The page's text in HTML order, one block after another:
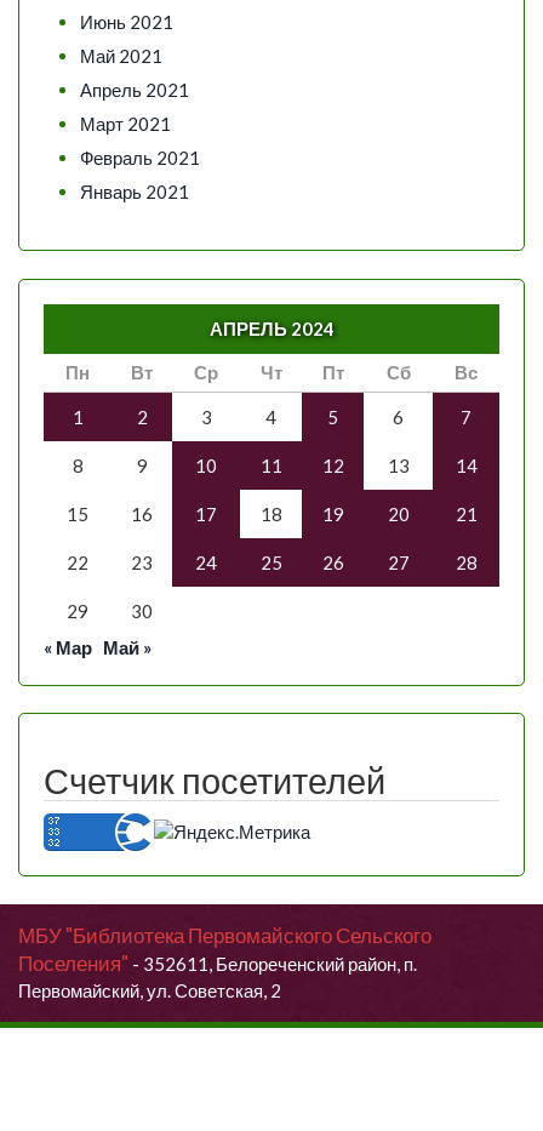
Июнь 2021
Май 2021
Апрель 2021
Март 2021
Февраль 2021
Январь 2021
АПРЕЛЬ 2024
Пн
Вт Ср Чт Пт Сб Вс
1 2 3 4 5 6 7
8 9 10 11 12 13 14
15 16 17 18 19 20 21
22 23 24 25 26 27 28
29
30
« Мар Май »
Счетчик посетителей
МБУ "Библиотека Первомайского Сельского
Поселения" - 352611, Белореченский район, п.
Первомайский, ул. Советская, 2